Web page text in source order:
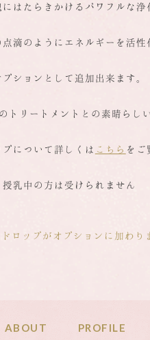
ABOUT PROFILE
はたらきかけるパワフルな浄
滴のようにエネルギーを活性
ションとして追加出来ます。
トリートメントとの素晴らし
について詳しくは こちら をご
授乳中の方は受けられません
ロップがオプションに加わり